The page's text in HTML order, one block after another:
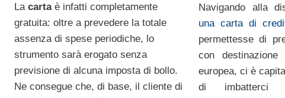
La cartaè infatti completamente
gratuita: oltre a prevedere la totale
assenza di spese periodiche, lo
strumento sarà erogato senza
previsione di alcuna imposta di bollo.
Ne consegue che, di base, il cliente di
Navigando alla
una carta di
permettesse di
con destinazione
europea, ci è
di imbatterci